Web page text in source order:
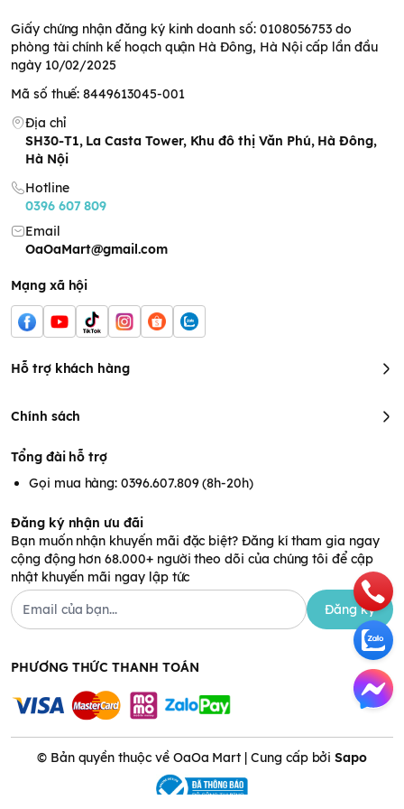
Dầu hạnh nhân nguyên chất Toppoil 60ml
Thành phần dầu hạnh
nhân nguyên chất Toppoil
60ml
100% hạt hạnh nhân tự nhiên chọn lọc
Thành phần dầu hạnh nhân nguyên chất Toppoil 60ml
Lý do mẹ nên chọn dầu
ăn dặm hạnh nhân
Giấy chứng nhận đăng ký kinh doanh số: 0108056753 do
phòng tài chính kế hoạch quận Hà Đông, Hà Nội cấp lần đầu
ngày 10/02/2025
Mã số thuế: 8449613045-001
Địa chỉ
SH30-T1, La Casta Tower, Khu đô thị Văn Phú, Hà Đông,
Hà Nội
Hotline
0396 607 809
Email
OaOaMart@gmail.com
Mạng xã hội
Hỗ trợ khách hàng
Chính sách
Tổng đài hỗ trợ
Gọi mua hàng: 0396.607.809 (8h-20h)
Đăng ký nhận ưu đãi
Bạn muốn nhận khuyến mãi đặc biệt? Đăng kí tham gia ngay
cộng động hơn 68.000+ người theo dõi của chúng tôi để cập
nhật khuyến mãi ngay lập tức
Đăng ký
PHƯƠNG THỨC THANH TOÁN
© Bản quyền thuộc về OaOa Mart | Cung cấp bởiSapo